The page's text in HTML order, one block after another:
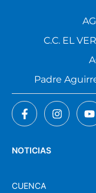
NOTICIAS
CUENCA
C.C. EL
Padre